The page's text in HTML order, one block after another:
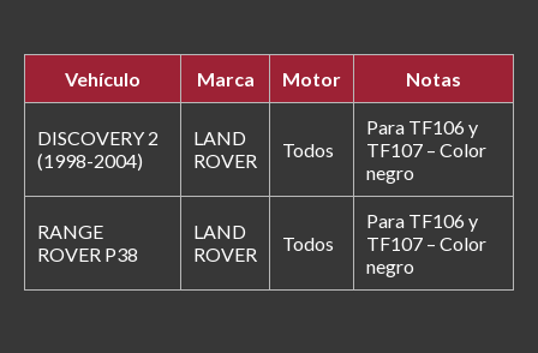
Vehículo Marca Motor Notas
DISCOVERY 2
(1998-2004)
LAND
ROVER
Todos
Para TF106 y
TF107 – Color
negro
RANGE
ROVER P38
LAND
ROVER
Todos
Para TF106 y
TF107 – Color
negro